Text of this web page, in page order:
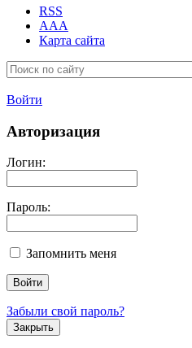
RSS
AAA
Карта сайта
Войти
Авторизация
Логин:
Пароль:
Запомнить меня
Забыли свой пароль?
Закрыть